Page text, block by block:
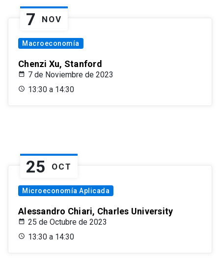
7 NOV
Macroeconomía
Chenzi Xu, Stanford
7 de Noviembre de 2023
13:30 a 14:30
25 OCT
Microeconomía Aplicada
Alessandro Chiari, Charles University
25 de Octubre de 2023
13:30 a 14:30